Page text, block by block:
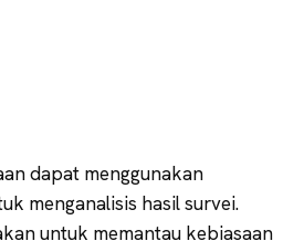
dapat menggunakan
menganalisis hasil survei.
untuk memantau kebiasaan